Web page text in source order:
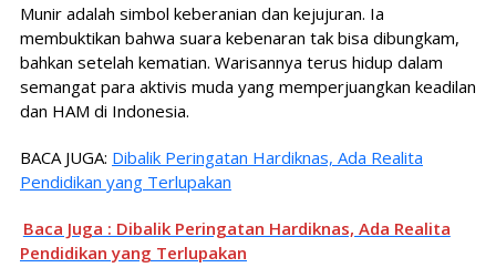
Munir adalah simbol keberanian dan kejujuran. Ia
membuktikan bahwa suara kebenaran tak bisa dibungkam,
bahkan setelah kematian. Warisannya terus hidup dalam
semangat para aktivis muda yang memperjuangkan keadilan
dan HAM di Indonesia.
BACA JUGA: Dibalik Peringatan Hardiknas, Ada Realita
Pendidikan yang Terlupakan
Baca Juga : Dibalik Peringatan Hardiknas, Ada Realita
Pendidikan yang Terlupakan